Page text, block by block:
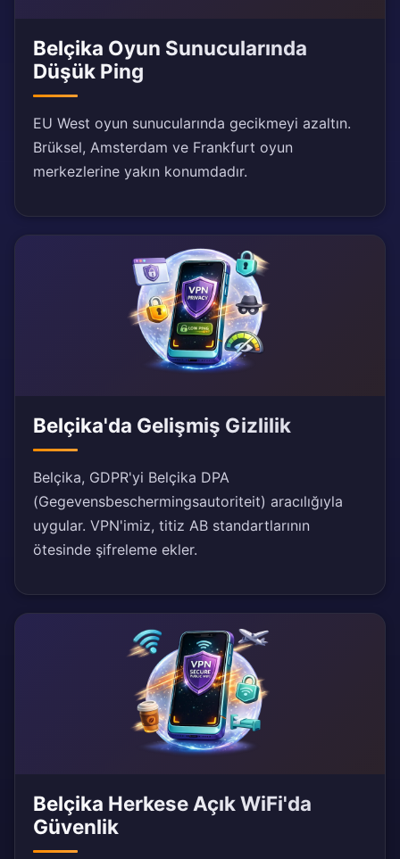
Belçika Oyun Sunucularında
Düşük Ping
EU West oyun sunucularında gecikmeyi azaltın.
Brüksel, Amsterdam ve Frankfurt oyun
merkezlerine yakın konumdadır.
Belçika'da Gelişmiş Gizlilik
Belçika, GDPR'yi Belçika DPA
(Gegevensbeschermingsautoriteit) aracılığıyla
uygular. VPN'imiz, titiz AB standartlarının
ötesinde şifreleme ekler.
Belçika Herkese Açık WiFi'da
Güvenlik